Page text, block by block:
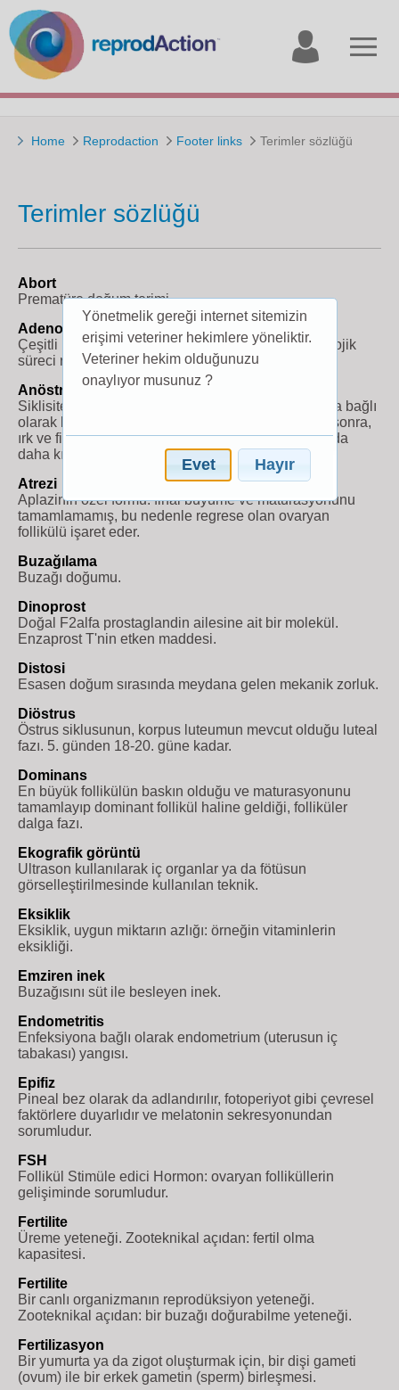
account
Home Reprodaction Footer links Terimler sözlüğü
Terimler sözlüğü
Abort
Prematüre doğum terimi.
Adenohipofiz
Çeşitli hormon sekresyonlarıyla gerçekleşen fizyolojik
süreci regüle eden hipofiz bezinin anteriyor kısmı.
Anöstrus
Siklisitenin olmaması ile karakterize durum ve buna bağlı
olarak kızgınlık gerçekleşmez. Sıklıkla doğumdan sonra,
ırk ve fizyolojik duruma bağlı olarak daha uzun ya da
daha kısa süreli olarak meydana gelir.
Atrezi
Aplazinin özel formu: final büyüme ve maturasyonunu
tamamlamamış, bu nedenle regrese olan ovaryan
follikülü işaret eder.
Buzağılama
Buzağı doğumu.
Dinoprost
Doğal F2alfa prostaglandin ailesine ait bir molekül.
Enzaprost T'nin etken maddesi.
Distosi
Esasen doğum sırasında meydana gelen mekanik zorluk.
Diöstrus
Östrus siklusunun, korpus luteumun mevcut olduğu luteal
fazı. 5. günden 18-20. güne kadar.
Dominans
En büyük follikülün baskın olduğu ve maturasyonunu
tamamlayıp dominant follikül haline geldiği, folliküler
dalga fazı.
Ekografik görüntü
Ultrason kullanılarak iç organlar ya da fötüsun
görselleştirilmesinde kullanılan teknik.
Eksiklik
Eksiklik, uygun miktarın azlığı: örneğin vitaminlerin
eksikliği.
Emziren inek
Buzağısını süt ile besleyen inek.
Endometritis
Enfeksiyona bağlı olarak endometrium (uterusun iç
tabakası) yangısı.
Epifiz
Pineal bez olarak da adlandırılır, fotoperiyot gibi çevresel
faktörlere duyarlıdır ve melatonin sekresyonundan
sorumludur.
FSH
Follikül Stimüle edici Hormon: ovaryan folliküllerin
gelişiminde sorumludur.
Fertilite
Üreme yeteneği. Zooteknikal açıdan: fertil olma
kapasitesi.
Fertilite
Bir canlı organizmanın reprodüksiyon yeteneği.
Zooteknikal açıdan: bir buzağı doğurabilme yeteneği.
Fertilizasyon
Bir yumurta ya da zigot oluşturmak için, bir dişi gameti
(ovum) ile bir erkek gametin (sperm) birleşmesi.
Yönetmelik gereği internet sitemizin
erişimi veteriner hekimlere yöneliktir.
Veteriner hekim olduğunuzu
onaylıyor musunuz ?
Evet Hayır